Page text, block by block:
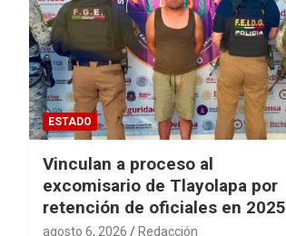
ESTADO
Vinculan a proceso al
excomisario de Tlayolapa por
retención de oficiales en 2025
agosto 6, 2026 Redacción